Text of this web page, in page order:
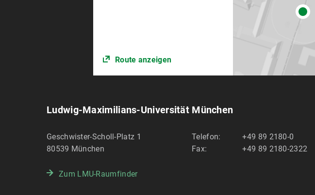
Route anzeigen
Ludwig-Maximilians-Universität München
Geschwister-Scholl-Platz 1
80539 München
Telefon:
+49 89 2180-0
Fax:
+49 89 2180-2322
Zum LMU-Raumfinder